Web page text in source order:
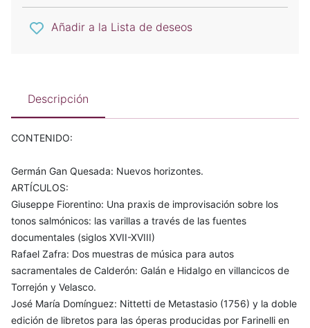
Añadir a la Lista de deseos
Descripción
CONTENIDO:
Germán Gan Quesada: Nuevos horizontes.
ARTÍCULOS:
Giuseppe Fiorentino: Una praxis de improvisación sobre los
tonos salmónicos: las varillas a través de las fuentes
documentales (siglos XVII-XVIII)
Rafael Zafra: Dos muestras de música para autos
sacramentales de Calderón: Galán e Hidalgo en villancicos de
Torrejón y Velasco.
José María Domínguez: Nittetti de Metastasio (1756) y la doble
edición de libretos para las óperas producidas por Farinelli en